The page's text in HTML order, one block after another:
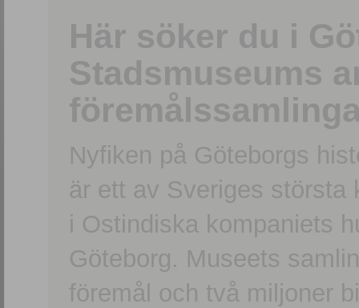
Här söker du i
Stadsmuseums
Nyfiken på Göteborgs
är ett av Sveriges största
i Ostindiska kompaniets
Göteborg. Museets
föremål och två miljoner